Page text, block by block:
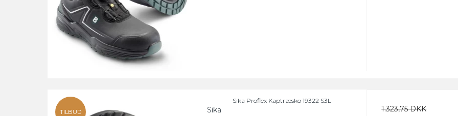
TILBUD
Sika Proflex Kaptræsko 19322 S3L
Sika 1.323,75 DKK